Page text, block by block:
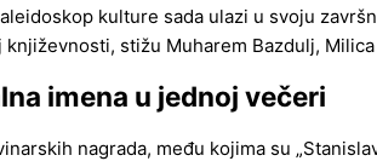
kulture sada ulazi u svoju
stižu Muharem Bazdulj,
imena u jednoj večeri
nagrada, među kojima su